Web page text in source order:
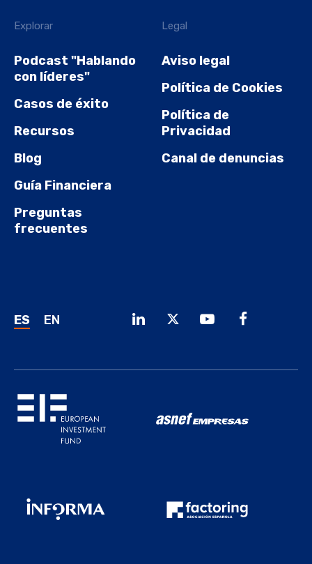
Explorar
Podcast "Hablando
con líderes"
Casos de éxito
Recursos
Blog
Guía Financiera
Preguntas
frecuentes
Legal
Aviso legal
Política de Cookies
Política de
Privacidad
Canal de denuncias
ES EN